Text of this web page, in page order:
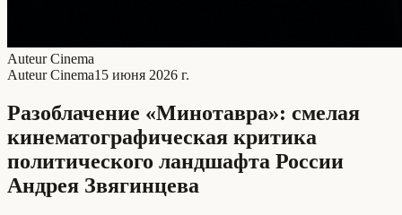
Auteur Cinema
Auteur Cinema15 июня 2026 г.
Разоблачение «Минотавра»: смелая
кинематографическая критика
политического ландшафта России
Андрея Звягинцева